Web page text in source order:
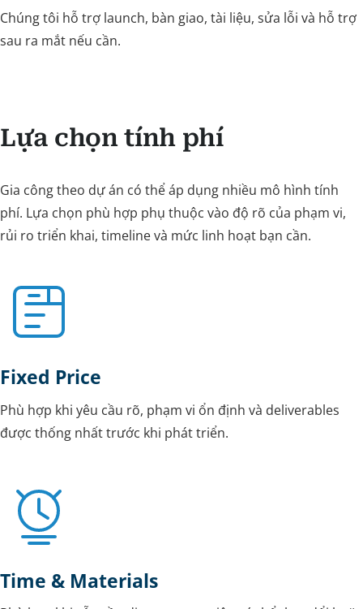
Chúng tôi hỗ trợ launch, bàn giao, tài liệu, sửa lỗi và hỗ trợ
sau ra mắt nếu cần.
Lựa chọn tính phí
Gia công theo dự án có thể áp dụng nhiều mô hình tính
phí. Lựa chọn phù hợp phụ thuộc vào độ rõ của phạm vi,
rủi ro triển khai, timeline và mức linh hoạt bạn cần.
Fixed Price
Phù hợp khi yêu cầu rõ, phạm vi ổn định và deliverables
được thống nhất trước khi phát triển.
Time & Materials